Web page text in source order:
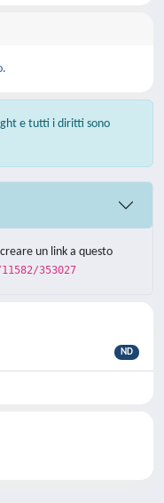
e tutti i diritti sono
un link a questo
353027
ND